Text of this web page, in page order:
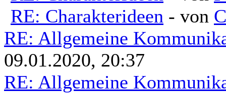
RE: Charakterideen - von
RE: Allgemeine
09.01.2020, 20:37
RE: Allgemeine